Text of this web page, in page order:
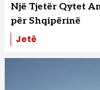
Një Tjetër Qytet
për Shqipërinë
Jetë